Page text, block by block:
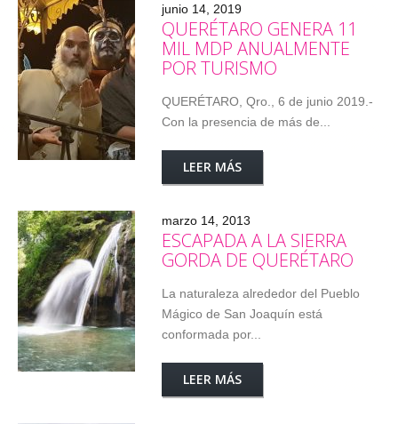
junio 14, 2019
QUERÉTARO GENERA 11
MIL MDP ANUALMENTE
POR TURISMO
QUERÉTARO, Qro., 6 de junio 2019.-
Con la presencia de más de...
LEER MÁS
marzo 14, 2013
ESCAPADA A LA SIERRA
GORDA DE QUERÉTARO
La naturaleza alrededor del Pueblo
Mágico de San Joaquín está
conformada por...
LEER MÁS